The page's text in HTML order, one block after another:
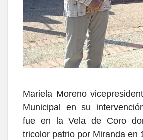
Mariela Moreno
Municipal en su
fue en la Vela de Coro
tricolor patrio por Miranda en